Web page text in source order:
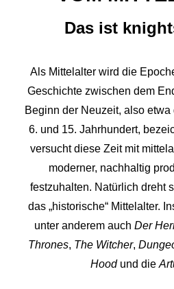
Das ist
Als Mittelalter wird die
Geschichte zwischen dem
Beginn der Neuzeit, also
6. und 15. Jahrhundert,
versucht diese Zeit mit
moderner, nachhaltig
festzuhalten. Natürlich dreht
das „historische“ Mittelalter.
unter anderem auch Der
Thrones, The Witcher,
Hoodund die